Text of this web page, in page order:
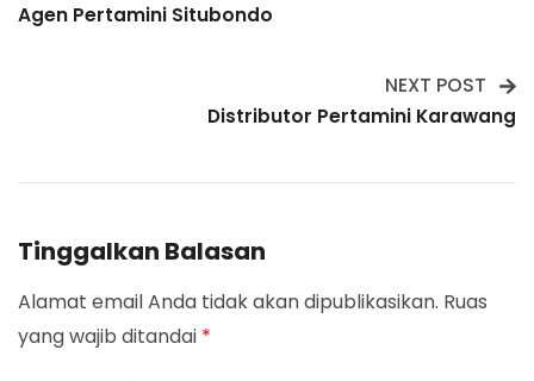
Agen Pertamini Situbondo
NEXT POST
Distributor Pertamini Karawang
Tinggalkan Balasan
Alamat email Anda tidak akan dipublikasikan. Ruas
yang wajib ditandai *